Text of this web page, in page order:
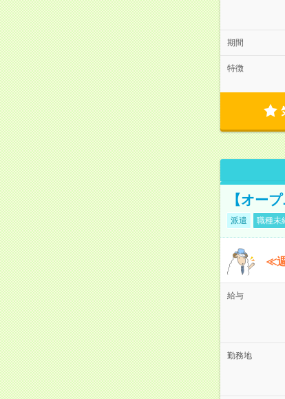
期間
特徴
【オー
派遣 職種未
≪
給与
勤務地